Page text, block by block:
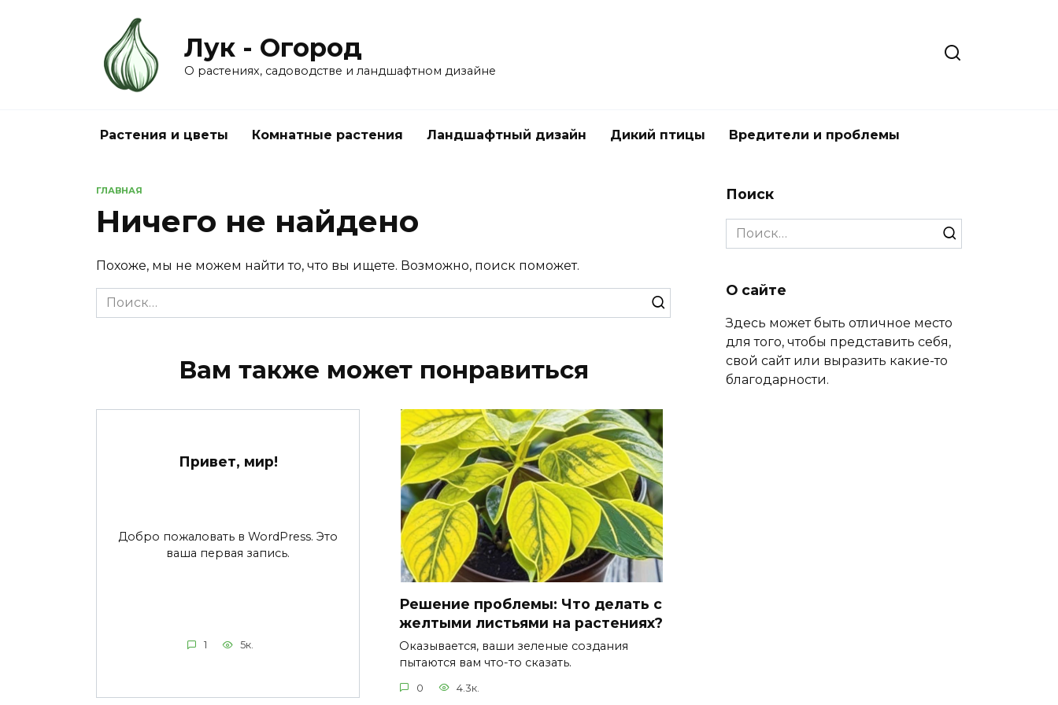
Лук - Огород
О растениях, садоводстве и ландшафтном дизайне
Растения и цветы Комнатные растения Ландшафтный дизайн Дикий птицы Вредители и проблемы
ГЛАВНАЯ
Ничего не найдено
Похоже, мы не можем найти то, что вы ищете. Возможно, поиск поможет.
Search
for:
Вам также может понравиться
Привет, мир!
Добро пожаловать в WordPress. Это
ваша первая запись.
1 5к.
Решение проблемы: Что делать с
желтыми листьями на растениях?
Оказывается, ваши зеленые создания
пытаются вам что-то сказать.
0 4.3к.
Поиск
Search
for:
О сайте
Здесь может быть отличное место
для того, чтобы представить себя,
свой сайт или выразить какие-то
благодарности.